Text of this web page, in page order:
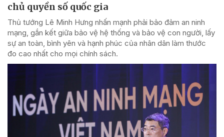
chủ quyền số quốc gia
Thủ tướng Lê Minh Hưng nhấn mạnh phải bảo đảm an ninh
mạng, gắn kết giữa bảo vệ hệ thống và bảo vệ con người, lấy
sự an toàn, bình yên và hạnh phúc của nhân dân làm thước
đo cao nhất cho mọi chính sách.